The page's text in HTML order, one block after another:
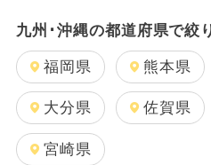
九州･沖縄の都道府県で絞
福岡県 熊本県
大分県 佐賀県
宮崎県